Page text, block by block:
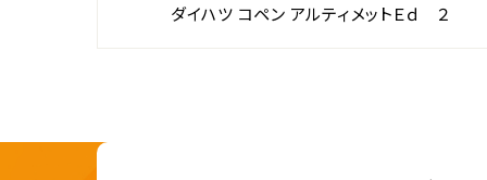
ダイハツ コペン アルティメットＥｄ ２